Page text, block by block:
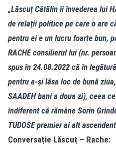
„Lăscuț Cătălin îi învederea lui
de relații politice pe care o are
pentru ei e un lucru foarte bun,
RACHE consilierul lui (nr.
spus în 24.08.2022 că în
pentru a-și lăsa loc de bună
SAADEH bani a doua zi), ceea
indiferent că rămâne Sorin
TUDOSE premier ai alt
Conversație Lăscuț – Rache: